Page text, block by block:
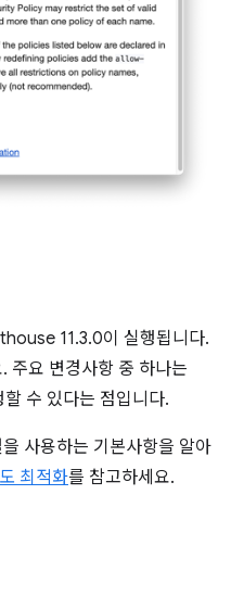
11.3.0이 실행됩니다.
주요 변경사항 중 하나는
수 있다는 점입니다.
사용하는 기본사항을 알아
최적화를 참고하세요.